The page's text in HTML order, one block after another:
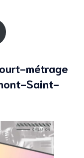
métrage
Saint-